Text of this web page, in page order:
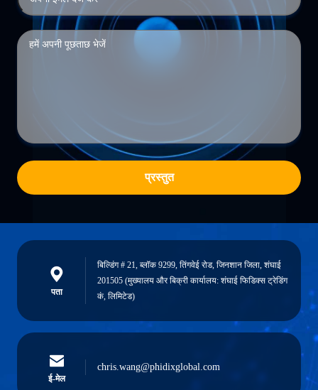
प्रस्तुत
पता
बिल्डिंग # 21, ब्लॉक 9299, तिंगवेई रोड, जिनशान जिला, शंघाई
201505 (मुख्यालय और बिक्री कार्यालय: शंघाई फिडिक्स ट्रेडिंग
कं, लिमिटेड)
ई-मेल
chris.wang@phidixglobal.com